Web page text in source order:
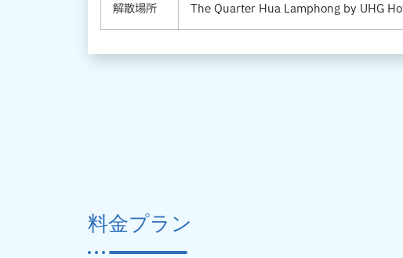
解散場所 The Quarter Hua Lamphong by UHG
料金プラン